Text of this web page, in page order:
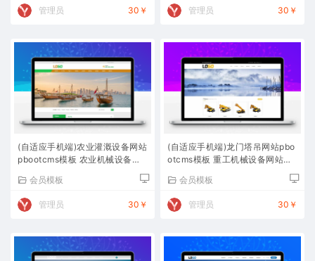
管理员 30￥ 管理员 30￥
(自适应手机端)农业灌溉设备网站
pbootcms模板 农业机械设备网
会员模板
管理员 30￥
(自适应手机端)龙门塔吊网站pbo
otcms模板 重工机械设备网站源
会员模板
管理员 30￥